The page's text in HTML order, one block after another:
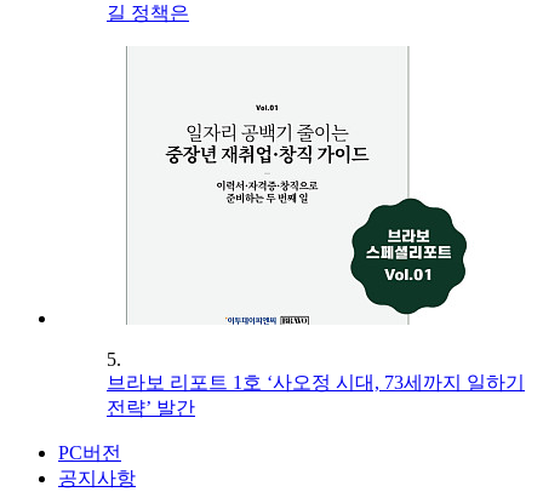
길 정책은
5.
브라보 리포트 1호 ‘사오정 시대, 73세까지 일하기
전략’ 발간
PC버전
공지사항